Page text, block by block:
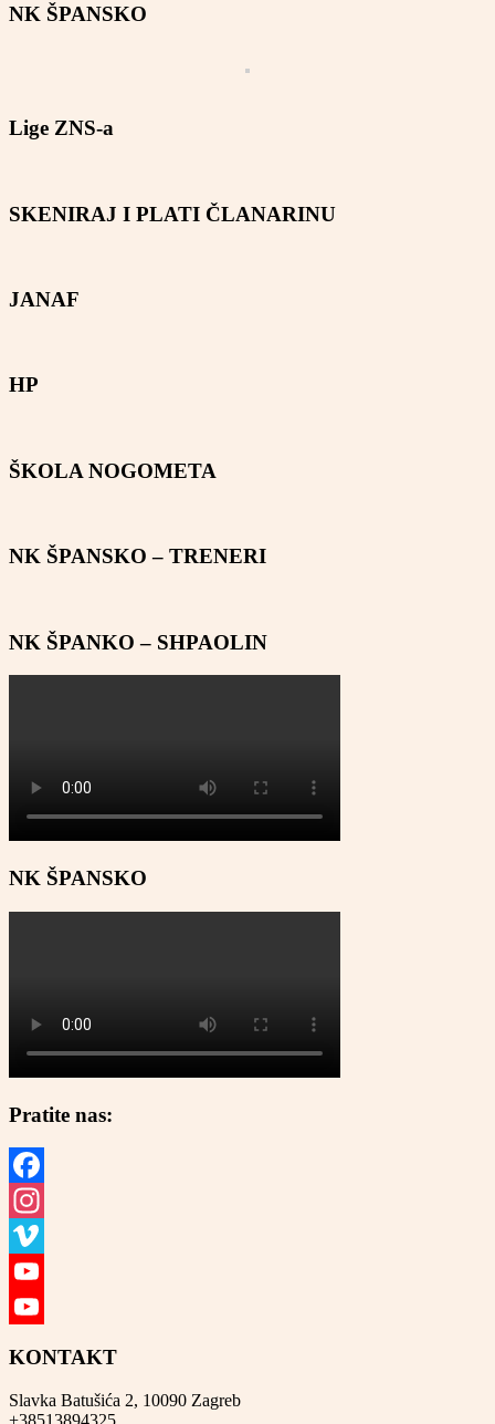
NK ŠPANSKO
Lige ZNS-a
SKENIRAJ I PLATI ČLANARINU
JANAF
HP
ŠKOLA NOGOMETA
NK ŠPANSKO – TRENERI
NK ŠPANKO – SHPAOLIN
NK ŠPANSKO
Pratite nas:
Facebook
Instagram
Vimeo
YouTube
KONTAKT
Slavka Batušića 2, 10090 Zagreb
+38513894325